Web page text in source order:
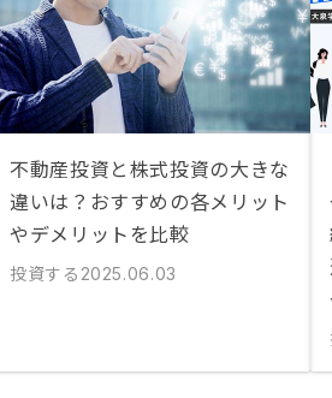
不動産投資と株式投資の大きな
違いは？おすすめの各メリット
やデメリットを比較
投資する 2025.06.03